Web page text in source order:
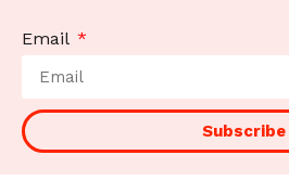
Email
Subscribe